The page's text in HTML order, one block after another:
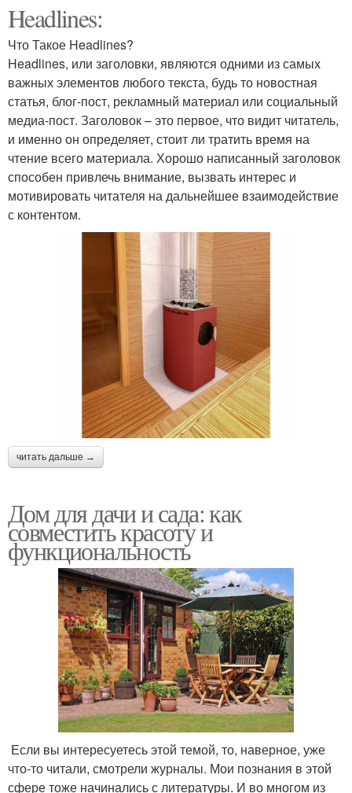
Headlines:
Что Такое Headlines?
Headlines, или заголовки, являются одними из самых
важных элементов любого текста, будь то новостная
статья, блог-пост, рекламный материал или социальный
медиа-пост. Заголовок – это первое, что видит читатель,
и именно он определяет, стоит ли тратить время на
чтение всего материала. Хорошо написанный заголовок
способен привлечь внимание, вызвать интерес и
мотивировать читателя на дальнейшее взаимодействие
с контентом.
читать дальше →
Дом для дачи и сада: как
совместить красоту и
функциональность
Если вы интересуетесь этой темой, то, наверное, уже
что-то читали, смотрели журналы. Мои познания в этой
сфере тоже начинались с литературы. И во многом из